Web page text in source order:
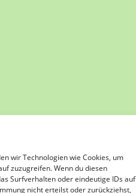
wir Technologien wie Cookies, um
zuzugreifen. Wenn du diesen
Surfverhalten oder eindeutige IDs auf
nicht erteilst oder zurückziehst,